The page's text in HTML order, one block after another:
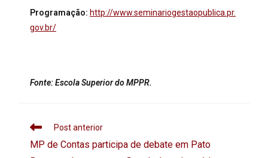
Programação: http://www.seminariogestaopublica.pr.
gov.br/
Fonte: Escola Superior do MPPR.
Post anterior
MP de Contas participa de debate em Pato